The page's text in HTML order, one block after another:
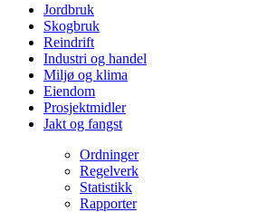
Jordbruk
Skogbruk
Reindrift
Industri og handel
Miljø og klima
Eiendom
Prosjektmidler
Jakt og fangst
Ordninger
Regelverk
Statistikk
Rapporter